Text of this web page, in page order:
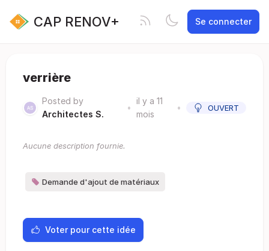
CAP RENOV+ Se connecter
verrière
Posted by
Architectes S.
•
il y a 11
mois
• OUVERT
Aucune description fournie.
Demande d'ajout de matériaux
Voter pour cette idée